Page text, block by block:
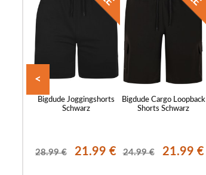
Bigdude Joggingshorts
Schwarz
28.99 € 21.99 €
Bigdude Cargo Loopback
Shorts Schwarz
24.99 € 21.99 €
<